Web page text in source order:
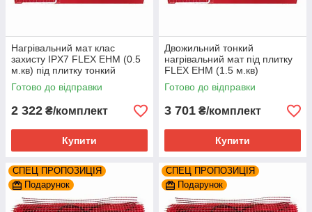
Нагрівальний мат клас
захисту IPX7 FLEX EHM (0.5
м.кв) під плитку тонкий
Готово до відправки
2 322 ₴/комплект
Купити
Двожильний тонкий
нагрівальний мат під плитку
FLEX EHM (1.5 м.кв)
Готово до відправки
3 701 ₴/комплект
Купити
СПЕЦ ПРОПОЗИЦІЯ
Подарунок
СПЕЦ ПРОПОЗИЦІЯ
Подарунок